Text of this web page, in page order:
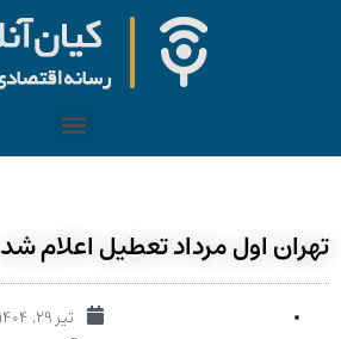
تهران اول مرداد تعطیل اعلام شد
تیر ۲۹, ۱۴۰۴